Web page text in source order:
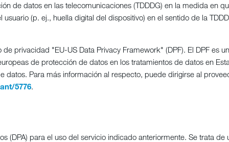
de datos en las telecomunicaciones (TDDDG) en la medida en
(p. ej., huella digital del dispositivo) en el sentido de la
privacidad "EU-US Data Privacy Framework" (DPF). El DPF es
de protección de datos en los tratamientos de datos en
Para más información al respecto, puede dirigirse al
5776.
(DPA) para el uso del servicio indicado anteriormente. Se trata